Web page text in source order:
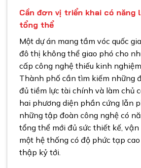
Cần đơn vị triển khai có năng
tổng thể
Một dự án mang tầm vóc quốc
đô thị không thể giao phó cho
cấp công nghệ thiếu kinh
Thành phố cần tìm kiếm những
đủ tiềm lực tài chính và làm chủ
hai phương diện phần cứng lẫn
những tập đoàn công nghệ có
tổng thể mới đủ sức thiết kế,
một hệ thống có độ phức tạp
thập kỷ tới.